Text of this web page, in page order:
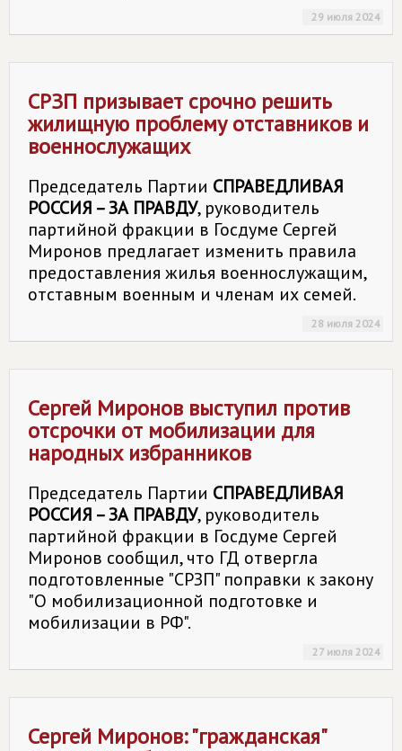
29 июля 2024
СРЗП призывает срочно решить
жилищную проблему отставников и
военнослужащих
Председатель Партии СПРАВЕДЛИВАЯ
РОССИЯ – ЗА ПРАВДУ, руководитель
партийной фракции в Госдуме Сергей
Миронов предлагает изменить правила
предоставления жилья военнослужащим,
отставным военным и членам их семей.
28 июля 2024
Сергей Миронов выступил против
отсрочки от мобилизации для
народных избранников
Председатель Партии СПРАВЕДЛИВАЯ
РОССИЯ – ЗА ПРАВДУ, руководитель
партийной фракции в Госдуме Сергей
Миронов сообщил, что ГД отвергла
подготовленные "СРЗП" поправки к закону
"О мобилизационной подготовке и
мобилизации в РФ".
27 июля 2024
Сергей Миронов: "гражданская"